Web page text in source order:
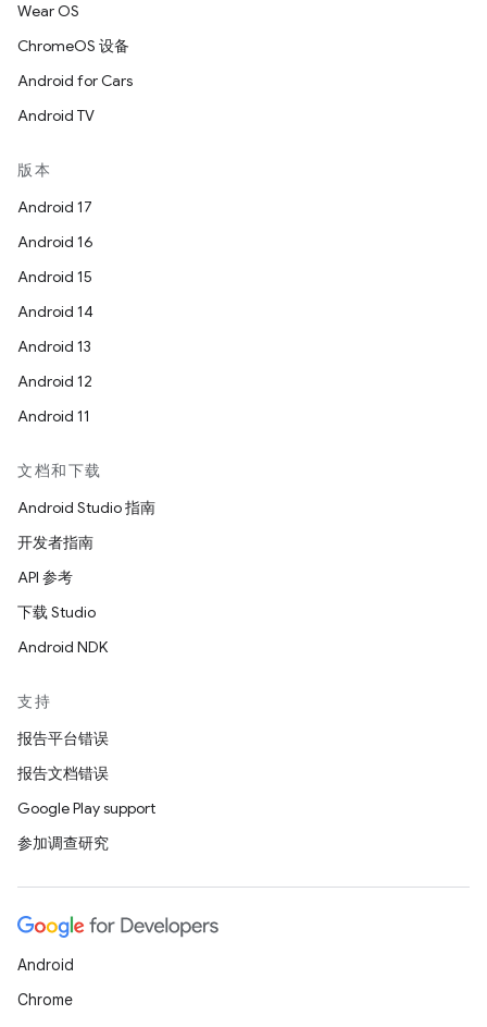
Wear OS
ChromeOS 设备
Android for Cars
Android TV
版本
Android 17
Android 16
Android 15
Android 14
Android 13
Android 12
Android 11
文档和下载
Android Studio 指南
开发者指南
API 参考
下载 Studio
Android NDK
支持
报告平台错误
报告文档错误
Google Play support
参加调查研究
Android
Chrome